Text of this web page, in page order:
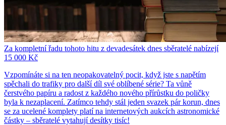
Za kompletní řadu tohoto hitu z devadesátek dnes sběratelé nabízejí
15 000 Kč
Vzpomínáte si na ten neopakovatelný pocit, když jste s napětím
spěchali do trafiky pro další díl své oblíbené série? Ta vůně
čerstvého papíru a radost z každého nového přírůstku do poličky
byla k nezaplacení. Zatímco tehdy stál jeden svazek pár korun, dnes
se za ucelené komplety platí na internetových aukcích astronomické
částky – sběratelé vytahují desítky tisíc!